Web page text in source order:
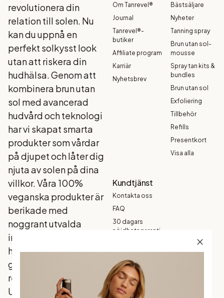
revolutionera din
relation till solen. Nu
kan du uppnå en
perfekt solkysst look
utan att riskera din
hudhälsa. Genom att
kombinera brun utan
sol med avancerad
hudvård och teknologi
har vi skapat smarta
produkter som vårdar
på djupet och låter dig
njuta av solen på dina
villkor. Våra 100%
veganska produkter är
berikade med
noggrant utvalda
ingredienser som din
hud älskar, och som
ger ett naturligt
resultat - varje gång.
Upptäck
Om Tanrevel®
Journal
Tanrevel®-
butiker
Affiliate program
Karriär
Nyhetsbrev
Bästsäljare
Nyheter
Tanning spray
Brun utan sol-
mousse
Spray tan kits &
bundles
Brun utan sol
Exfoliering
Tillbehör
Refills
Presentkort
Visa alla
Kundtjänst
Kontakta oss
FAQ
30 dagars
nöjdhetsgaranti
Betalning
Frakt och
leverans